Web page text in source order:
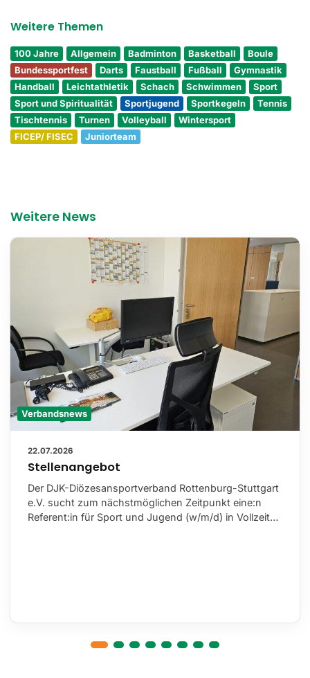
Weitere Themen
100 Jahre Allgemein Badminton Basketball
Boule
Bundessportfest
Darts Faustball Fußball
Gymnastik
Handball
Leichtathletik Schach Schwimmen
Sport
Sport und Spiritualität
Sportjugend Sportkegeln
Tennis
Tischtennis
Turnen Volleyball
Wintersport
FICEP/ FISEC
Juniorteam
Weitere News
Verbandsnews
22.07.2026
Stellenangebot
Der DJK-Diözesansportverband Rottenburg-Stuttgart
e.V. sucht zum nächstmöglichen Zeitpunkt eine:n
Referent:in für Sport und Jugend (w/m/d) in Vollzeit…